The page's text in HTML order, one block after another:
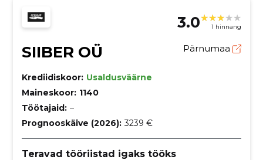
3.0 1 hinnang
SIIBER OÜ Pärnumaa
Krediidiskoor: Usaldusväärne
Maineskoor: 1140
Töötajaid: –
Prognooskäive (2026): 3239 €
Teravad tööriistad igaks tööks